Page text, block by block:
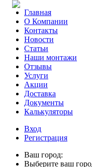
Главная
О Компании
Контакты
Новости
Статьи
Наши монтажи
Отзывы
Услуги
Акции
Доставка
Документы
Калькуляторы
Вход
Регистрация
Ваш город:
Выберите ваш